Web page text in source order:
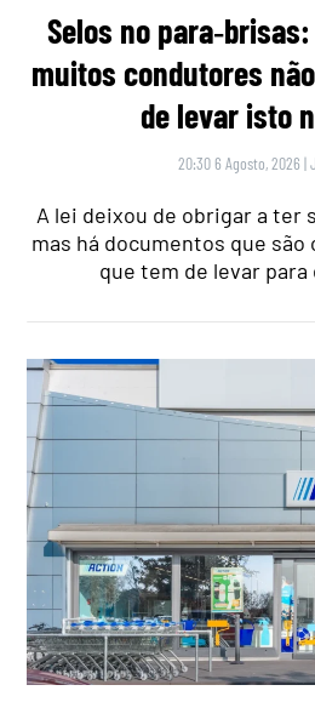
Selos no
muitos condutores
de levar isto
20:30 6 Agosto, 2026 |
A lei deixou de obrigar a ter
mas há documentos que
que tem de levar